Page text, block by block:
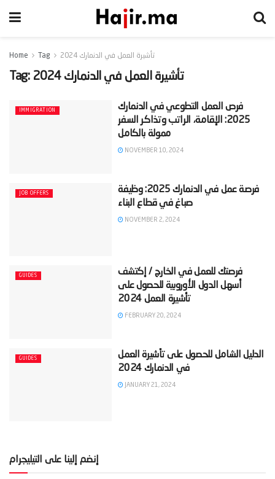
Home Tag تأشيرة العمل في الدنمارك 2024
Tag: تأشيرة العمل في الدنمارك 2024
IMMIGRATION
‫فرص العمل التطوعي في الدنمارك
2025: الإقامة، الراتب وتذاكر السفر
NOVEMBER 10, 2024
JOB OFFERS
‫فرصة عمل في الدنمارك 2025: وظيفة
NOVEMBER 2, 2024
GUIDES
‫فرصتك للعمل في الخارج / إكتشف
أسهل الدول الأوروبية للحصول على
تأشيرة العمل 2024‬
FEBRUARY 20, 2024
GUIDES
‫الدليل الشامل للحصول على تأشيرة العمل
JANUARY 21, 2024
إنضم إلينا على التيليجرام